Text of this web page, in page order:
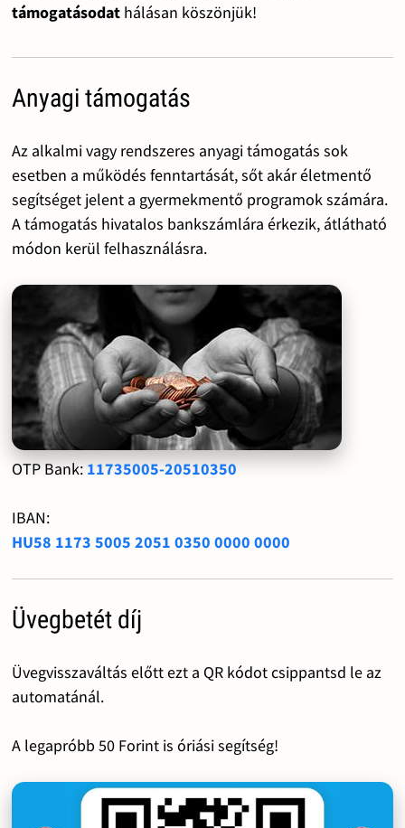
támogatásodat hálásan köszönjük!
Anyagi támogatás
Az alkalmi vagy rendszeres anyagi támogatás sok
esetben a működés fenntartását, sőt akár életmentő
segítséget jelent a gyermekmentő programok számára.
A támogatás hivatalos bankszámlára érkezik, átlátható
módon kerül felhasználásra.
OTP Bank: 11735005-20510350
IBAN:
HU58 1173 5005 2051 0350 0000 0000
Üvegbetét díj
Üvegvisszaváltás előtt ezt a QR kódot csippantsd le az
automatánál.
A legapróbb 50 Forint is óriási segítség!